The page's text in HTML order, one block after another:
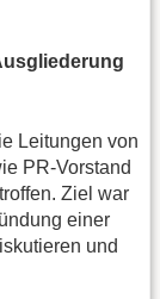
Leitungen von
PR-Vorstand
Ziel war
einer
und